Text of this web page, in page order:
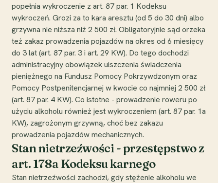
popełnia wykroczenie z art. 87 par. 1 Kodeksu
wykroczeń. Grozi za to kara aresztu (od 5 do 30 dni) albo
grzywna nie niższa niż 2 500 zł. Obligatoryjnie sąd orzeka
też zakaz prowadzenia pojazdów na okres od 6 miesięcy
do 3 lat (art. 87 par. 3 i art. 29 KW). Do tego dochodzi
administracyjny obowiązek uiszczenia świadczenia
pieniężnego na Fundusz Pomocy Pokrzywdzonym oraz
Pomocy Postpenitencjarnej w kwocie co najmniej 2 500 zł
(art. 87 par. 4 KW). Co istotne - prowadzenie roweru po
użyciu alkoholu również jest wykroczeniem (art. 87 par. 1a
KW), zagrożonym grzywną, choć bez zakazu
prowadzenia pojazdów mechanicznych.
Stan nietrzeźwości - przestępstwo z
art. 178a Kodeksu karnego
Stan nietrzeźwości zachodzi, gdy stężenie alkoholu we